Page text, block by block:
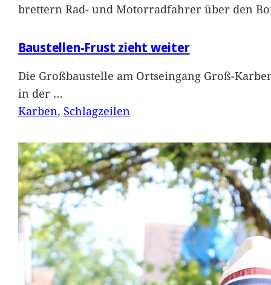
brettern Rad- und Motorradfahrer über den
Baustellen-Frust zieht weiter
Die Großbaustelle am Ortseingang Groß-
in der …
Karben, Schlagzeilen